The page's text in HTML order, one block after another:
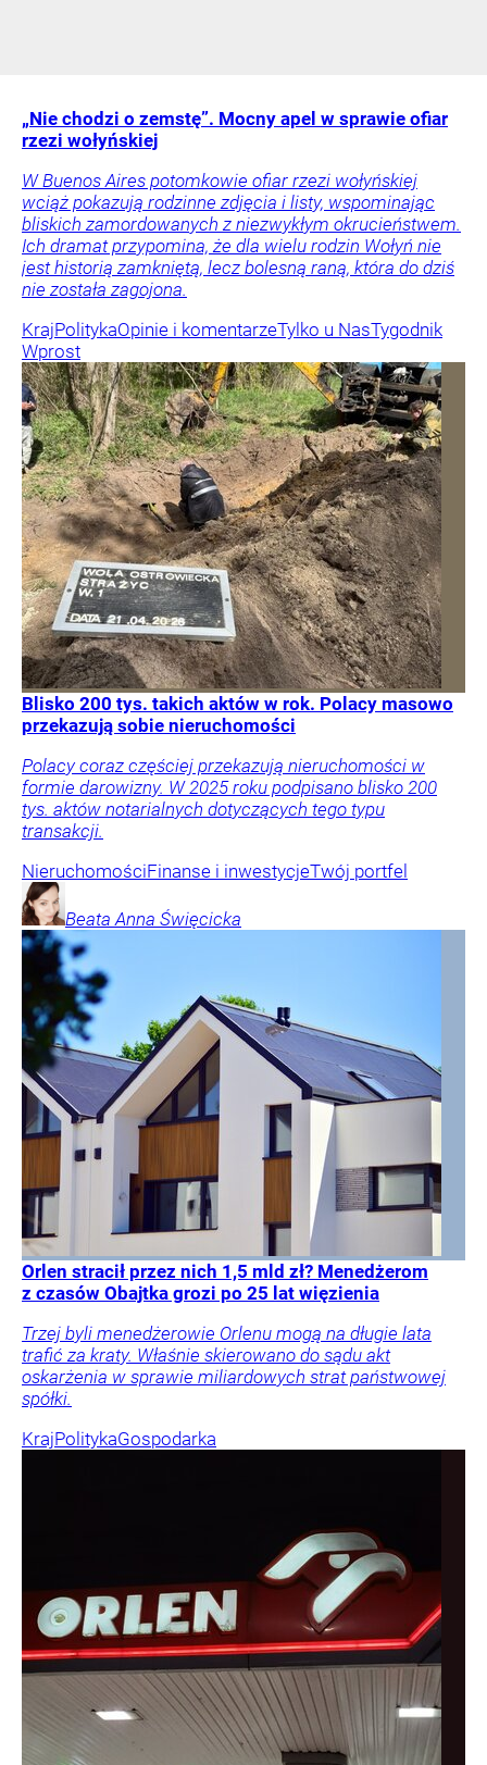
„Nie chodzi o zemstę”. Mocny apel w sprawie ofiar
rzezi wołyńskiej
W Buenos Aires potomkowie ofiar rzezi wołyńskiej
wciąż pokazują rodzinne zdjęcia i listy, wspominając
bliskich zamordowanych z niezwykłym okrucieństwem.
Ich dramat przypomina, że dla wielu rodzin Wołyń nie
jest historią zamkniętą, lecz bolesną raną, która do dziś
nie została zagojona.
KrajPolitykaOpinie i komentarzeTylko u NasTygodnik
Wprost
Blisko 200 tys. takich aktów w rok. Polacy masowo
przekazują sobie nieruchomości
Polacy coraz częściej przekazują nieruchomości w
formie darowizny. W 2025 roku podpisano blisko 200
tys. aktów notarialnych dotyczących tego typu
transakcji.
NieruchomościFinanse i inwestycjeTwój portfel
Beata Anna Święcicka
Orlen stracił przez nich 1,5 mld zł? Menedżerom
z czasów Obajtka grozi po 25 lat więzienia
Trzej byli menedżerowie Orlenu mogą na długie lata
trafić za kraty. Właśnie skierowano do sądu akt
oskarżenia w sprawie miliardowych strat państwowej
spółki.
KrajPolitykaGospodarka